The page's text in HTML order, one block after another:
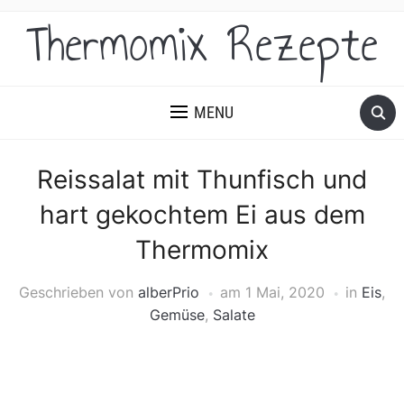
Thermomix Rezepte
MENU
Reissalat mit Thunfisch und
hart gekochtem Ei aus dem
Thermomix
Geschrieben von alberPrio am 1 Mai, 2020 in Eis,
Gemüse, Salate